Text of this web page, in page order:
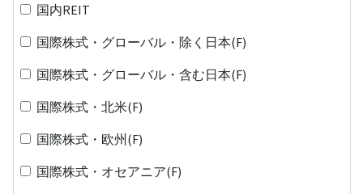
国内REIT
国際株式・グローバル・除く日本(F)
国際株式・グローバル・含む日本(F)
国際株式・北米(F)
国際株式・欧州(F)
国際株式・オセアニア(F)